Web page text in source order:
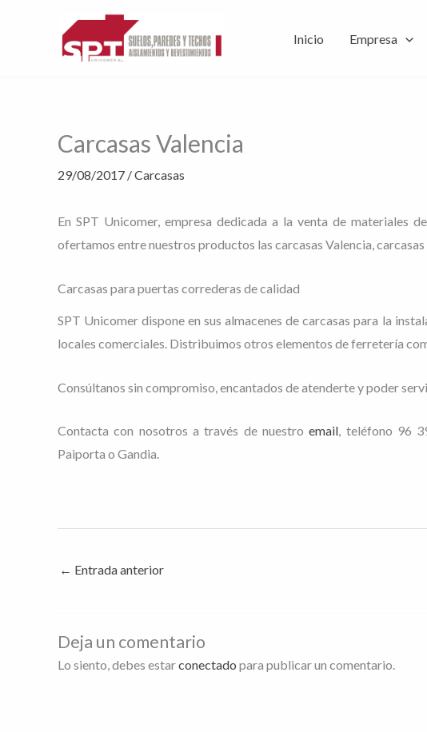
Inicio Empresa
Carcasas Valencia
29/08/2017 /Carcasas
En SPT Unicomer, empresa dedicada a la venta de materiales
ofertamos entre nuestros productos las carcasas Valencia,
Carcasas para puertas correderas de calidad
SPT Unicomer dispone en sus almacenes de carcasas para la
locales comerciales. Distribuimos otros elementos de ferretería
Consúltanos sin compromiso, encantados de atenderte y poder
Contacta con nosotros a través de nuestroemail, teléfono 96
Paiporta o Gandia.
← Entrada anterior
Deja un comentario
Lo siento, debes estarconectado para publicar un comentario.